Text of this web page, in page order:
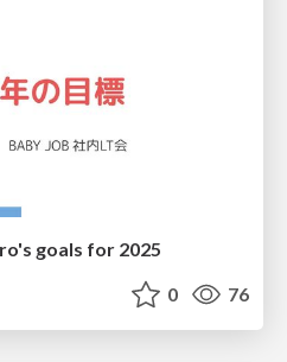
goals for 2025
0 76